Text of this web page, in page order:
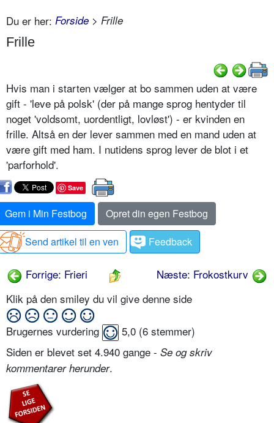
Du er her: Forside > Frille
Frille
Hvis man i starten vælger at bo sammen uden at være
gift - 'leve på polsk' (der på mange sprog hentyder til
noget 'voldsomt, uordentligt, lovløst') - er kvinden en
frille. Altså en der lever sammen med en mand uden at
være gift med ham. I nutidens sprog lever de blot i et
'parforhold'.
Save
Gem i Min Festbog
Opret din egen Festbog
Send artikel til en ven
Feedback
Forrige: Frieri
Næste: Frokostkurv
Klik på den smiley du vil give denne side
Brugernes vurdering 5,0 (6 stemmer)
Siden er blevet set 4.940 gange - Se og skriv
kommentarer herunder.